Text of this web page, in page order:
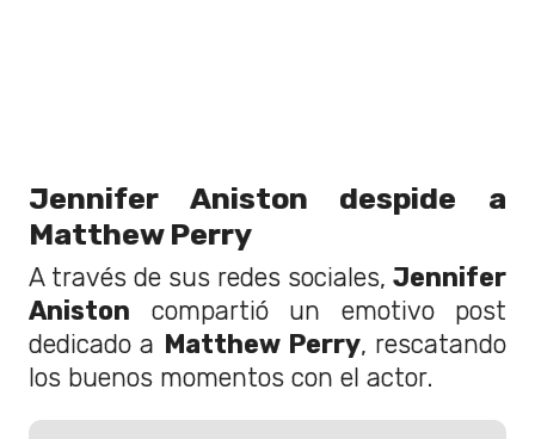
Jennifer Aniston despide a
Matthew Perry
A través de sus redes sociales, Jennifer
Aniston compartió un emotivo post
dedicado a Matthew Perry, rescatando
los buenos momentos con el actor.